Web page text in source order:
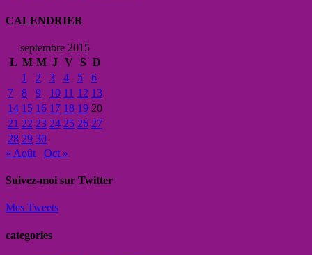
CALENDRIER
septembre 2015
L M M J V S D
1
2 3 4 5
6
7
8 9 10 11 12 13
14 15 16 17 18 19 20
21 22 23 24 25 26 27
28 29 30
« Août
Oct »
Suivez-moi sur Twitter
Mes Tweets
categories